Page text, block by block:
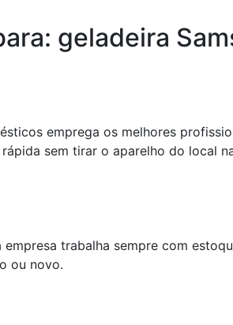
geladeira
emprega os melhores
sem tirar o aparelho do local
trabalha sempre com
ou novo.